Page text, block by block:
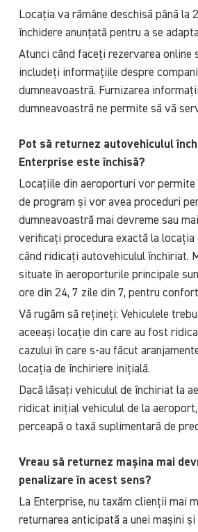
Locația va rămâne deschisă până la
închidere anunțată pentru a se
Atunci când faceți rezervarea online
includeți informațiile despre
dumneavoastră. Furnizarea
dumneavoastră ne permite să vă
Pot să returnez autovehiculul
Enterprise este închisă?
Locațiile din aeroporturi vor permite
de program și vor avea proceduri
dumneavoastră mai devreme sau
verificați procedura exactă la locația
când ridicați autovehiculul închiriat.
situate în aeroporturile principale
ore din 24, 7 zile din 7, pentru
Vă rugăm să rețineți: Vehiculele
aceeași locație din care au fost
cazului în care s-au făcut
locația de închiriere inițială.
Dacă lăsați vehiculul de închiriat la
ridicat inițial vehiculul de la
perceapă o taxă suplimentară de
Vreau să returnez mașina mai
penalizare în acest sens?
La Enterprise, nu taxăm clienții mai
returnarea anticipată a unei mașini